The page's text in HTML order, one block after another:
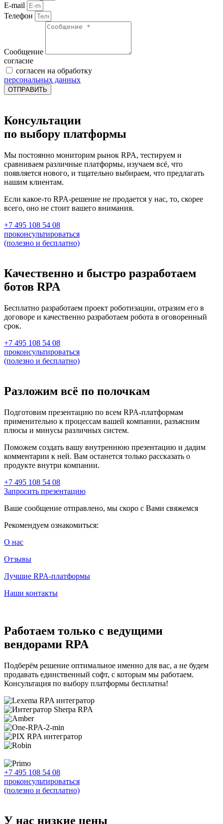
E-mail
Телефон
Сообщение
согласие
согласен на обработку
персональных данных
ОТПРАВИТЬ
Консультации
по выбору платформы
Мы постоянно мониторим рынок RPA, тестируем и
сравниваем различные платформы, изучаем всё, что
появляется нового, и тщательно выбираем, что предлагать
нашим клиентам.
Если какое-то RPA-решение не продается у нас, то, скорее
всего, оно не стоит вашего внимания.
+7 495 108 54 08
проконсультироваться
(полезно и бесплатно)
Качественно и быстро разработаем
ботов RPA
Бесплатно разработаем проект роботизации, отразим его в
договоре и качественно разработаем робота в оговоренный
срок.
+7 495 108 54 08
проконсультироваться
(полезно и бесплатно)
Разложим всё по полочкам
Подготовим презентацию по всем RPA-платформам
применительно к процессам вашей компании, разъясним
плюсы и минусы различных систем.
Поможем создать вашу внутреннюю презентацию и дадим
комментарии к ней. Вам останется только рассказать о
продукте внутри компании.
+7 495 108 54 08
Запросить презентацию
Ваше сообщение отправлено, мы скоро с Вами свяжемся
Рекомендуем ознакомиться:
О нас
Отзывы
Лучшие RPA-платформы
Наши контакты
Работаем только с ведущими
вендорами RPA
Подберём решение оптимальное именно для вас, а не будем
продавать единственный софт, с которым мы работаем.
Консультация по выбору платформы бесплатна!
+7 495 108 54 08
проконсультироваться
(полезно и бесплатно)
У нас низкие цены